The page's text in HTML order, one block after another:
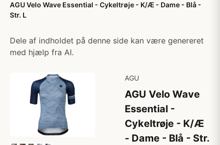
AGU Velo Wave Essential - Cykeltrøje - K/Æ - Dame - Blå -
Str. L
Dele af indholdet på denne side kan være genereret
med hjælp fra AI.
AGU
AGU Velo Wave
Essential -
Cykeltrøje - K/Æ
- Dame - Blå - Str.